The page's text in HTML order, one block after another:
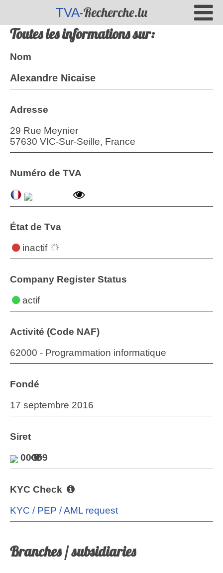
TVA-Recherche.lu
Toutes les informations sur:
Nom
Alexandre Nicaise
Adresse
29 Rue Meynier
57630 VIC-Sur-Seille, France
Numéro de TVA
État de Tva
inactif
Company Register Status
actif
Activité (Code NAF)
62000 - Programmation informatique
Fondé
17 septembre 2016
Siret
00059
KYC Check
KYC / PEP / AML request
Branches / subsidiaries